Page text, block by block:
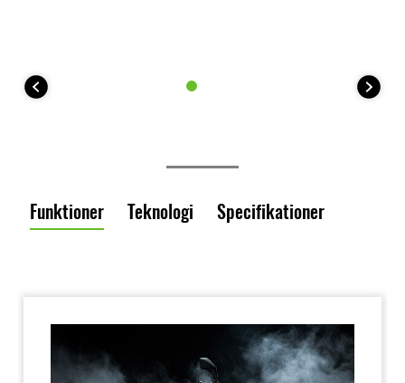
Funktioner Teknologi Specifikationer